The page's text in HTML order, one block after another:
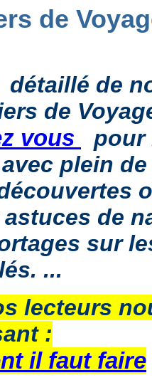
de
de
de
vous
pour
plein
de
sur
...
lecteurs
:
il faut faire